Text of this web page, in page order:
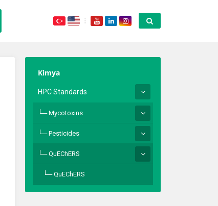
Kimya
HPC Standards
Mycotoxins
Pesticides
QuEChERS
QuEChERS